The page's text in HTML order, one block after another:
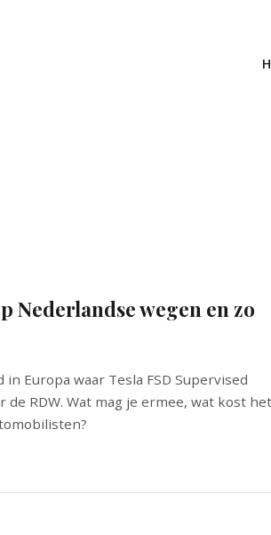
Nederlandse wegen en zo
Europa waar Tesla FSD Supervised
RDW. Wat mag je ermee, wat kost het